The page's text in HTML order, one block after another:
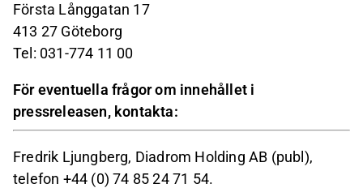
Första Långgatan 17
413 27 Göteborg
Tel: 031-774 11 00
För eventuella frågor om innehållet i
pressreleasen, kontakta:
Fredrik Ljungberg, Diadrom Holding AB (publ),
telefon +44 (0) 74 85 24 71 54.